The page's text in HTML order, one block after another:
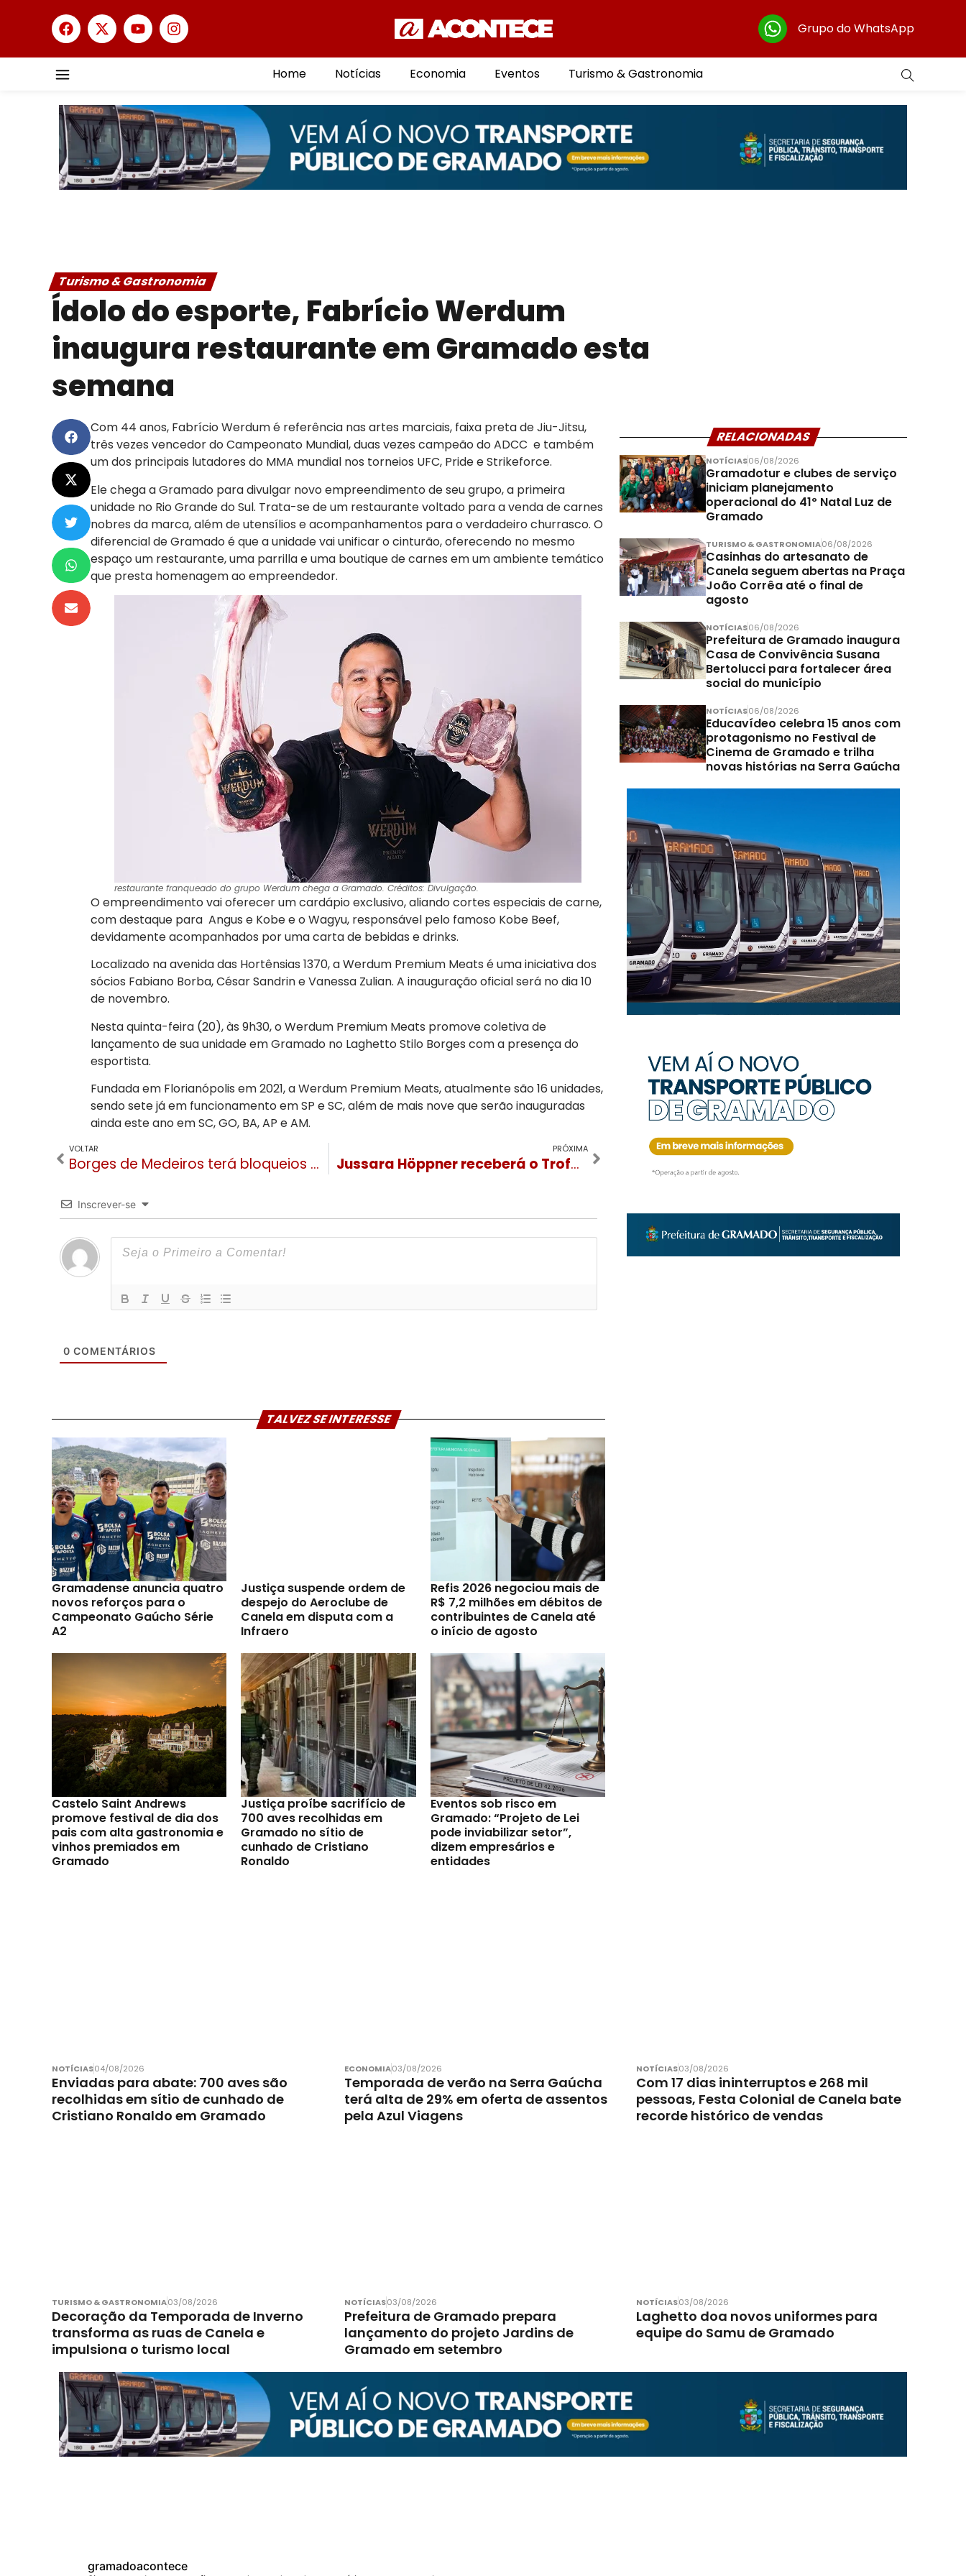
Grupo do WhatsApp
Home Notícias Economia Eventos Turismo & Gastronomia
Turismo & Gastronomia
Ídolo do esporte, Fabrício Werdum
inaugura restaurante em Gramado esta
semana
Com 44 anos, Fabrício Werdum é referência nas artes marciais, faixa preta de Jiu-Jitsu,
três vezes vencedor do Campeonato Mundial, duas vezes campeão do ADCC e também
um dos principais lutadores do MMA mundial nos torneios UFC, Pride e Strikeforce.
Ele chega a Gramado para divulgar novo empreendimento de seu grupo, a primeira
unidade no Rio Grande do Sul. Trata-se de um restaurante voltado para a venda de carnes
nobres da marca, além de utensílios e acompanhamentos para o verdadeiro churrasco. O
diferencial de Gramado é que a unidade vai unificar o cinturão, oferecendo no mesmo
espaço um restaurante, uma parrilla e uma boutique de carnes em um ambiente temático
que presta homenagem ao empreendedor.
restaurante franqueado do grupo Werdum chega a Gramado. Créditos: Divulgação.
O empreendimento vai oferecer um cardápio exclusivo, aliando cortes especiais de carne,
com destaque para Angus e Kobe e o Wagyu, responsável pelo famoso Kobe Beef,
devidamente acompanhados por uma carta de bebidas e drinks.
Localizado na avenida das Hortênsias 1370, a Werdum Premium Meats é uma iniciativa dos
sócios Fabiano Borba, César Sandrin e Vanessa Zulian. A inauguração oficial será no dia 10
de novembro.
Nesta quinta-feira (20), às 9h30, o Werdum Premium Meats promove coletiva de
lançamento de sua unidade em Gramado no Laghetto Stilo Borges com a presença do
esportista.
Fundada em Florianópolis em 2021, a Werdum Premium Meats, atualmente são 16 unidades,
sendo sete já em funcionamento em SP e SC, além de mais nove que serão inauguradas
ainda este ano em SC, GO, BA, AP e AM.
VOLTAR
Borges de Medeiros terá bloqueios diários de 27 de outubro até 15 de janeiro
PRÓXIMA
Jussara Höppner receberá o Troféu Silvia Zorzanello no Festuris
Inscrever-se
0 COMENTÁRIOS
TALVEZ SE INTERESSE
Gramadense anuncia quatro
novos reforços para o
Campeonato Gaúcho Série
A2
Justiça suspende ordem de
despejo do Aeroclube de
Canela em disputa com a
Infraero
Refis 2026 negociou mais de
R$ 7,2 milhões em débitos de
contribuintes de Canela até
o início de agosto
Castelo Saint Andrews
promove festival de dia dos
pais com alta gastronomia e
vinhos premiados em
Gramado
Justiça proíbe sacrifício de
700 aves recolhidas em
Gramado no sítio de
cunhado de Cristiano
Ronaldo
Eventos sob risco em
Gramado: “Projeto de Lei
pode inviabilizar setor”,
dizem empresários e
entidades
RELACIONADAS
NOTÍCIAS06/08/2026
Gramadotur e clubes de serviço
iniciam planejamento
operacional do 41º Natal Luz de
Gramado
TURISMO & GASTRONOMIA06/08/2026
Casinhas do artesanato de
Canela seguem abertas na Praça
João Corrêa até o final de
agosto
NOTÍCIAS06/08/2026
Prefeitura de Gramado inaugura
Casa de Convivência Susana
Bertolucci para fortalecer área
social do município
NOTÍCIAS06/08/2026
Educavídeo celebra 15 anos com
protagonismo no Festival de
Cinema de Gramado e trilha
novas histórias na Serra Gaúcha
NOTÍCIAS04/08/2026
Enviadas para abate: 700 aves são
recolhidas em sítio de cunhado de
Cristiano Ronaldo em Gramado
ECONOMIA03/08/2026
Temporada de verão na Serra Gaúcha
terá alta de 29% em oferta de assentos
pela Azul Viagens
NOTÍCIAS03/08/2026
Com 17 dias ininterruptos e 268 mil
pessoas, Festa Colonial de Canela bate
recorde histórico de vendas
TURISMO & GASTRONOMIA03/08/2026
Decoração da Temporada de Inverno
transforma as ruas de Canela e
impulsiona o turismo local
NOTÍCIAS03/08/2026
Prefeitura de Gramado prepara
lançamento do projeto Jardins de
Gramado em setembro
NOTÍCIAS03/08/2026
Laghetto doa novos uniformes para
equipe do Samu de Gramado
gramadoacontece